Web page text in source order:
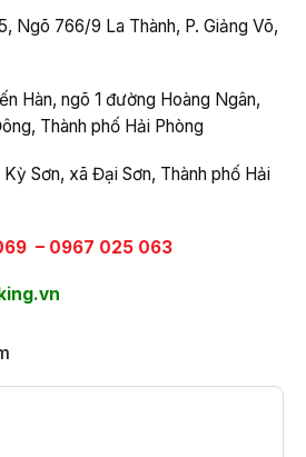
Ngõ 766/9 La Thành, P. Giảng Võ,
Hàn, ngõ 1 đường Hoàng Ngân,
Thành phố Hải Phòng
Sơn, xã Đại Sơn, Thành phố Hải
– 0967 025 063